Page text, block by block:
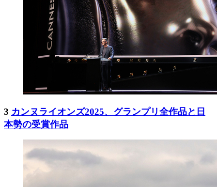
3 カンヌライオンズ2025、グランプリ全作品と日
本勢の受賞作品